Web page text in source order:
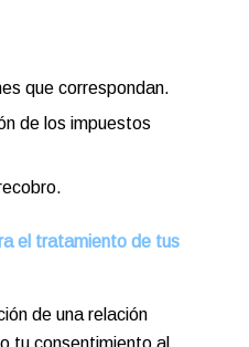
que correspondan.
de los impuestos
el tratamiento de tus
de una relación
tu consentimiento al